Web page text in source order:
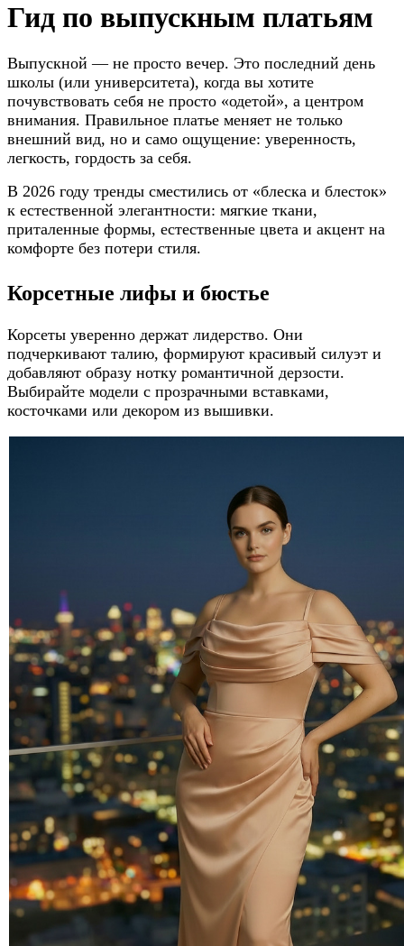
Гид по выпускным платьям
Выпускной — не просто вечер. Это последний день
школы (или университета), когда вы хотите
почувствовать себя не просто «одетой», а центром
внимания. Правильное платье меняет не только
внешний вид, но и само ощущение: уверенность,
легкость, гордость за себя.
В 2026 году тренды сместились от «блеска и блесток»
к естественной элегантности: мягкие ткани,
приталенные формы, естественные цвета и акцент на
комфорте без потери стиля.
Корсетные лифы и бюстье
Корсеты уверенно держат лидерство. Они
подчеркивают талию, формируют красивый силуэт и
добавляют образу нотку романтичной дерзости.
Выбирайте модели с прозрачными вставками,
косточками или декором из вышивки.